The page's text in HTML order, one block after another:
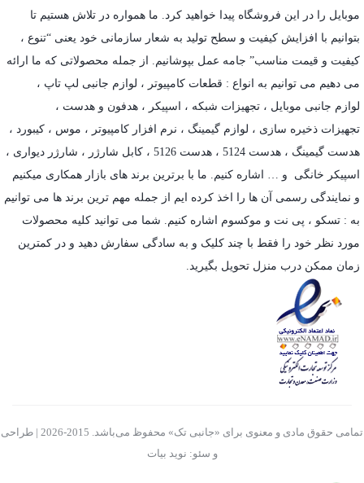
موبایل را در این فروشگاه پیدا خواهید کرد. ما همواره در تلاش هستیم تا
بتوانیم با افزایش کیفیت و سطح تولید به شعار سازمانی خود یعنی “تنوع ،
کیفیت و قیمت مناسب” جامه عمل بپوشانیم. از جمله محصولاتی که ما ارائه
می دهیم می توانیم به انواع : قطعات کامپیوتر ، لوازم جانبی لپ تاپ ،
لوازم جانبی موبایل ، تجهیزات شبکه ، اسپیکر ، هدفون و هدست ،
تجهیزات ذخیره سازی ، لوازم گیمینگ ، نرم افزار کامپیوتر ، موس ، کیبورد ،
هدست گیمینگ ، هدست 5124 ، هدست 5126 ، کابل شارژر ، شارژر دیواری ،
اسپیکر خانگی و … اشاره کنیم. ما با برترین برند های بازار همکاری میکنیم
و نمایندگی رسمی آن ها را اخذ کرده ایم از جمله مهم ترین برند ها می توانیم
به : تسکو ، پی نت و موکسوم اشاره کنیم. شما می توانید کلیه محصولات
مورد نظر خود را فقط با چند کلیک و به سادگی سفارش دهید و در کمترین
زمان ممکن درب منزل تحویل بگیرید.
تمامی حقوق مادی و معنوی برای «جانبی تک» محفوظ می‌باشد. 2015-2026 | طراحی
و سئو: نوید بیات